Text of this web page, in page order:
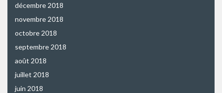
décembre 2018
novembre 2018
octobre 2018
septembre 2018
août 2018
juillet 2018
juin 2018